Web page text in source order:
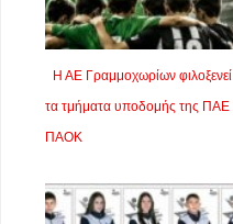
Η ΑΕ Γραμμοχωρίων φιλοξενεί
τα τμήματα υποδομής της ΠΑΕ
ΠΑΟΚ